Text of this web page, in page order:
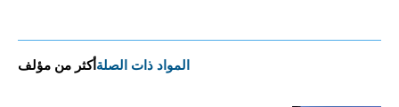
المواد ذات الصلةأكثر من مؤلف